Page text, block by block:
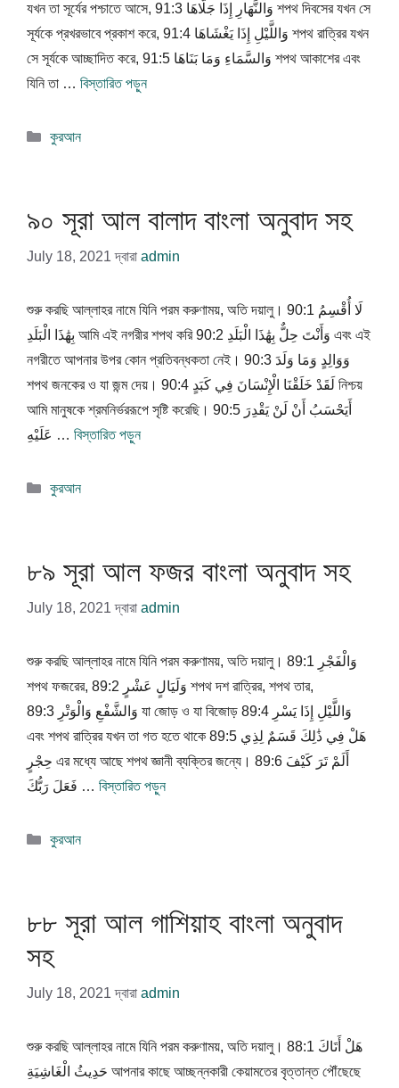
যখন তা সূর্যের পশ্চাতে আসে, 91:3 وَالنَّهَارِ إِذَا جَلَّاهَا শপথ দিবসের যখন সে
সূর্যকে প্রখরভাবে প্রকাশ করে, 91:4 وَاللَّيْلِ إِذَا يَغْشَاهَا শপথ রাত্রির যখন
সে সূর্যকে আচ্ছাদিত করে, 91:5 وَالسَّمَاءِ وَمَا بَنَاهَا শপথ আকাশের এবং
যিনি তা … বিস্তারিত পড়ুন
বিভাগ
কুরআন
৯০ সূরা আল বালাদ বাংলা অনুবাদ সহ
July 18, 2021 দ্বারা admin
শুরু করছি আল্লাহর নামে যিনি পরম করুণাময়, অতি দয়ালু। 90:1 لَا أُقْسِمُ
بِهَٰذَا الْبَلَدِ আমি এই নগরীর শপথ করি 90:2 وَأَنْتَ حِلٌّ بِهَٰذَا الْبَلَدِ এবং এই
নগরীতে আপনার উপর কোন প্রতিবন্ধকতা নেই। 90:3 وَوَالِدٍ وَمَا وَلَدَ
শপথ জনকের ও যা জন্ম দেয়। 90:4 لَقَدْ خَلَقْنَا الْإِنْسَانَ فِي كَبَدٍ নিশ্চয়
আমি মানুষকে শ্রমনির্ভররূপে সৃষ্টি করেছি। 90:5 أَيَحْسَبُ أَنْ لَنْ يَقْدِرَ
عَلَيْهِ … বিস্তারিত পড়ুন
বিভাগ
কুরআন
৮৯ সূরা আল ফজর বাংলা অনুবাদ সহ
July 18, 2021 দ্বারা admin
শুরু করছি আল্লাহর নামে যিনি পরম করুণাময়, অতি দয়ালু। 89:1 وَالْفَجْرِ
শপথ ফজরের, 89:2 وَلَيَالٍ عَشْرٍ শপথ দশ রাত্রির, শপথ তার,
89:3 وَالشَّفْعِ وَالْوَتْرِ যা জোড় ও যা বিজোড় 89:4 وَاللَّيْلِ إِذَا يَسْرِ
এবং শপথ রাত্রির যখন তা গত হতে থাকে 89:5 هَلْ فِي ذَٰلِكَ قَسَمٌ لِذِي
حِجْرٍ এর মধ্যে আছে শপথ জ্ঞানী ব্যক্তির জন্যে। 89:6 أَلَمْ تَرَ كَيْفَ
فَعَلَ رَبُّكَ … বিস্তারিত পড়ুন
বিভাগ
কুরআন
৮৮ সূরা আল গাশিয়াহ বাংলা অনুবাদ
সহ
July 18, 2021 দ্বারা admin
শুরু করছি আল্লাহর নামে যিনি পরম করুণাময়, অতি দয়ালু। 88:1 هَلْ أَتَاكَ
حَدِيثُ الْغَاشِيَةِ আপনার কাছে আচ্ছন্নকারী কেয়ামতের বৃত্তান্ত পৌঁছেছে